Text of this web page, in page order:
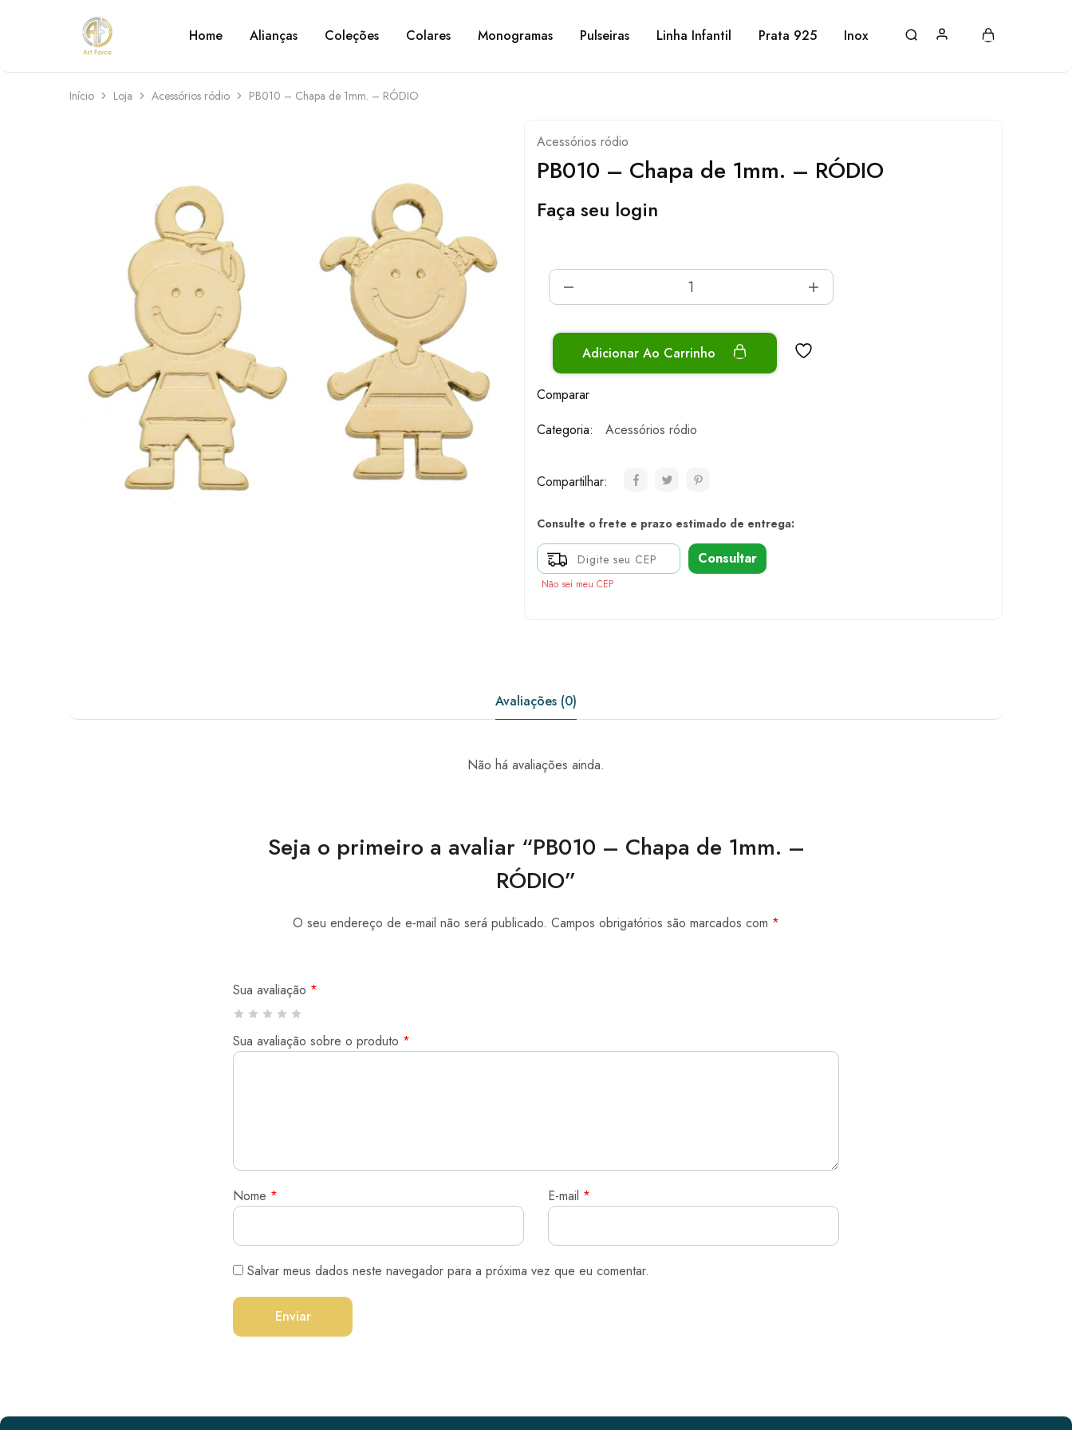
Art
Force
Semijoias
personalizadas
Home Alianças Coleções Colares Monogramas Pulseiras Linha Infantil Prata 925 Inox
Início Loja Acessórios ródio PB010 – Chapa de 1mm. – RÓDIO
Acessórios ródio
PB010 – Chapa de 1mm. – RÓDIO
Faça seu login
Adicionar Ao Carrinho
Comparar
Categoria:
Acessórios ródio
Compartilhar:
Consulte o frete e prazo estimado de entrega:
Consultar
Não sei meu CEP
Avaliações (0)
Não há avaliações ainda.
Seja o primeiro a avaliar “PB010 – Chapa de 1mm. –
RÓDIO”
O seu endereço de e-mail não será publicado. Campos obrigatórios são marcados com *
Sua avaliação *
Sua avaliação sobre o produto *
Nome * E-mail *
Salvar meus dados neste navegador para a próxima vez que eu comentar.